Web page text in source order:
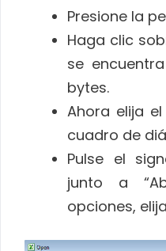
Presione la
Haga clic
se
bytes.
Ahora elija
cuadro de
Pulse el
junto a
opciones,